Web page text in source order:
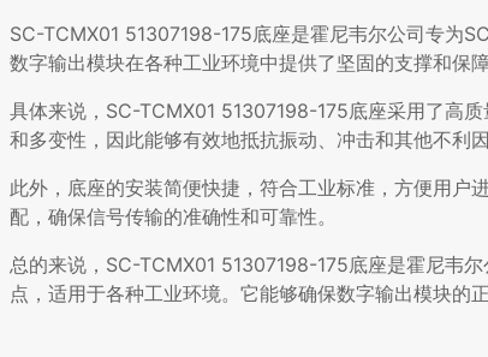
SC-TCMX01 51307198-175底座是霍尼韦尔公司专为
数字输出模块在各种工业环境中提供了坚固的支撑和保障
具体来说，SC-TCMX01 51307198-175底座采用了高
和多变性，因此能够有效地抵抗振动、冲击和其他不利
此外，底座的安装简便快捷，符合工业标准，方便用户
配，确保信号传输的准确性和可靠性。
总的来说，SC-TCMX01 51307198-175底座是霍尼韦
点，适用于各种工业环境。它能够确保数字输出模块的